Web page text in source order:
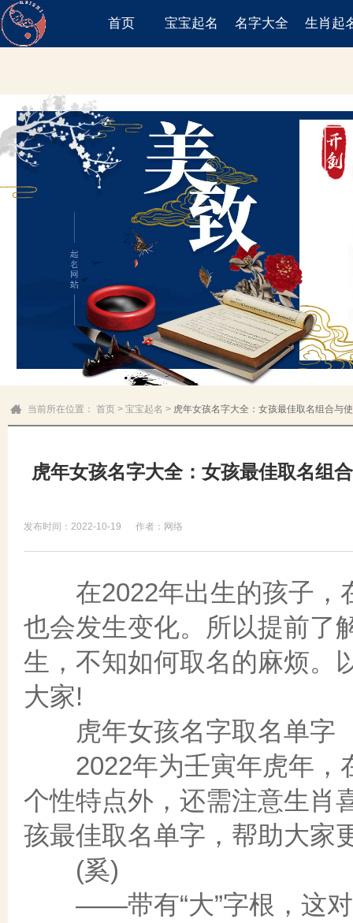
首页 宝宝起名 名字大全 生肖起
当前所在位置： 首页 > 宝宝起名 > 虎年女孩名字大全：女孩最佳取名组合与
虎年女孩名字大全：女孩最佳取名组
发布时间：2022-10-19 作者：网络
在2022年出生的孩子，
也会发生变化。所以提前了
生，不知如何取名的麻烦。
大家!
虎年女孩名字取名单字
2022年为壬寅年虎年，
个性特点外，还需注意生肖
孩最佳取名单字，帮助大家
(奚)
——带有“大”字根，这对